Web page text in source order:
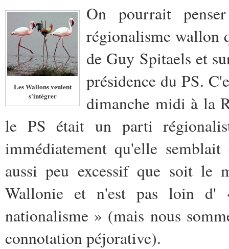
Les Wallons veulent
s'intégrer
On pourrait
régionalisme wallon
de Guy Spitaels et
présidence du PS.
dimanche midi à la
le PS était un parti
immédiatement qu'elle
aussi peu excessif que soit le
Wallonie et n'est pas loin d'
nationalisme » (mais nous
connotation péjorative).